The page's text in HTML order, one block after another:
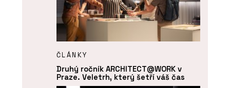
ČLÁNKY
Druhý ročník ARCHITECT@WORK v
Praze. Veletrh, který šetří váš čas